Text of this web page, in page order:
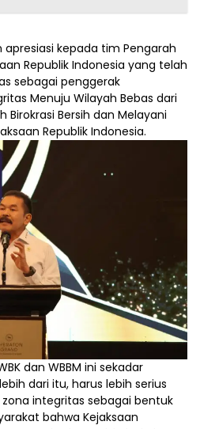
kepada tim Pengarah
Republik Indonesia yang telah
sebagai penggerak
Menuju Wilayah Bebas dari
Birokrasi Bersih dan Melayani
Republik Indonesia.
dan WBBM ini sekadar
dari itu, harus lebih serius
integritas sebagai bentuk
bahwa Kejaksaan